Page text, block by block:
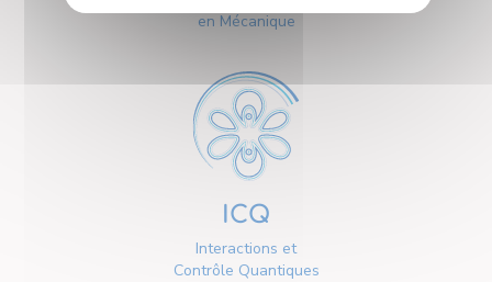
en Mécanique
ICQ
Interactions et
Contrôle Quantiques